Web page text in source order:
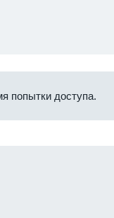
попытки доступа.